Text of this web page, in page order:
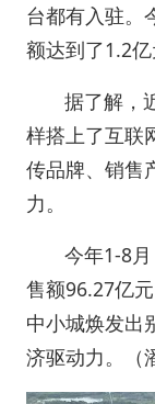
台都有入驻。
额达到了1.2亿
据了解，
样搭上了互联
传品牌、销售
力。
今年1-8
售额96.27亿
中小城焕发出
济驱动力。（